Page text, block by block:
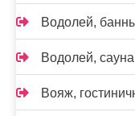
Водолей,
Водолей, сауна
Вояж,